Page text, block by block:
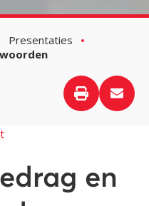
Presentaties
en